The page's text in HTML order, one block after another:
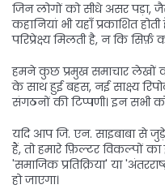
जिन लोगों को सीधे असर पड़ा,
कहानियां भी यहाँ प्रकाशित
परिप्रेक्ष्य मिलती है, न कि सिर्फ़
हमने कुछ प्रमुख समाचार लेखों
के साथ हुई बहस, नई साक्ष्य
संगठनों की टिप्पणी। इन सभी
यदि आप जि. एन. साइबाबा से
हैं, तो हमारे फ़िल्टर विकल्पों
'समाजिक प्रतिक्रिया' या
हो जाएगा।